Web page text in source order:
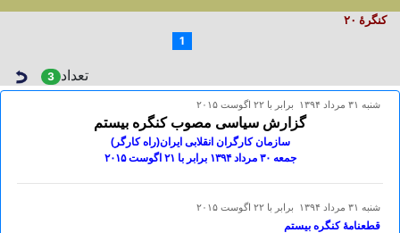
کنگرۀ ۲٠
1
تعداد 3
شنبه ۳۱ مرداد ۱۳۹۴ برابر با ۲۲ اگوست ۲۰۱۵
گزارش سیاسی مصوب کنگره بیستم
سازمان کارگران انقلابی ایران(راه کارگر)
جمعه ۳٠ مرداد ۱۳۹۴ برابر با ۲۱ اگوست ۲٠۱۵
شنبه ۳۱ مرداد ۱۳۹۴ برابر با ۲۲ اگوست ۲۰۱۵
قطعنامۀ کنگره بیستم